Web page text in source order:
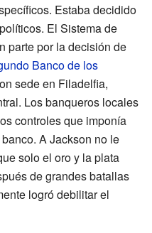
Estaba decidido
El Sistema de
parte por la decisión de
Banco de los
sede en Filadelfia,
Los banqueros locales
controles que imponía
A Jackson no le
solo el oro y la plata
de grandes batallas
logró debilitar el